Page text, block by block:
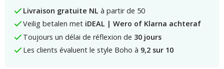
lilas
et
numéro
de
cœur
Livraison gratuite NL à partir de 50
Veilig betalen met iDEAL | Wero of Klarna achteraf
Toujours un délai de réflexion de 30 jours
Les clients évaluent le style Boho à 9,2 sur 10